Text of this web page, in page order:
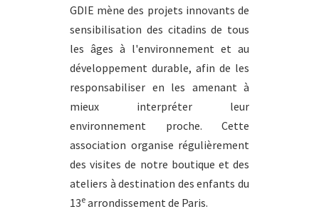
GDIE mène des projets innovants de
sensibilisation des citadins de tous
les âges à l'environnement et au
développement durable, afin de les
responsabiliser en les amenant à
mieux interpréter leur
environnement proche. Cette
association organise régulièrement
des visites de notre boutique et des
ateliers à destination des enfants du
13e arrondissement de Paris.